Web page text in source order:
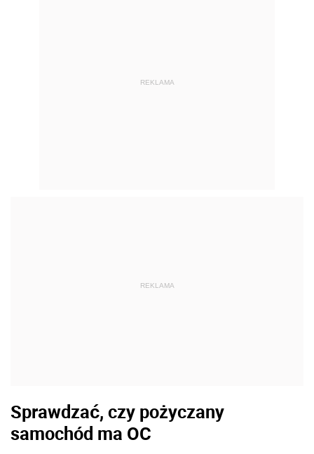
REKLAMA
REKLAMA
Sprawdzać, czy pożyczany
samochód ma OC